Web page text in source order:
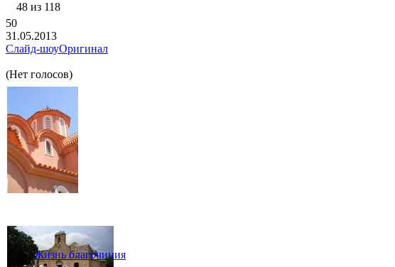
48 из 118
50
31.05.2013
Слайд-шоуОригинал
(Нет голосов)
Жизнь благочиния